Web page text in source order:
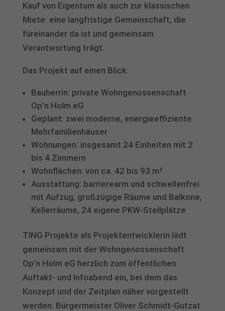
Kauf von Eigentum als auch zur klassischen
Miete: eine langfristige Gemeinschaft, die
füreinander da ist und gemeinsam
Verantwortung trägt.
Das Projekt auf einen Blick:
Bauherrin: private Wohngenossenschaft
Op’n Holm eG
Geplant: zwei moderne, energieeffiziente
Mehrfamilienhäuser
Wohnungen: insgesamt 24 Einheiten mit 2
bis 4 Zimmern
Wohnflächen: von ca. 42 bis 93 m²
Ausstattung: barrierearm und schwellenfrei
mit Aufzug, großzügige Räume und Balkone,
Kellerräume, 24 eigene PKW-Stellplätze
TING Projekte als Projektentwicklerin lädt
gemeinsam mit der Wohngenossenschaft
Op’n Holm eG herzlich zum öffentlichen
Auftakt- und Infoabend ein, bei dem das
Konzept und der Zeitplan näher vorgestellt
werden. Bürgermeister Oliver Schmidt-Gutzat
Wir verwenden Cookies und andere Technologien auf unserer
Website. Einige von ihnen sind essenziell, während andere uns
Personenbezogene Daten können verarbeitet werden (z. B. IP-
Adressen), z. B. für personalisierte Anzeigen und Inhalte oder
Verwendung Ihrer Daten finden Sie in unserer
Datenschutzerklärung
können Ihre Einwilligung zu ganzen Kategorien geben oder sich
weitere Informationen anzeigen lassen und so nur bestimmte
Cookies auswählen.
Alle akzeptieren
Nur essenzielle Cookies akzeptieren
Datenschutzeinstellungen
Technisch notwendig (1)
Cookies zur technischen Funktionsfähigkeit ermöglichen grundlegende
Auswertung (5)
Cookies zur Auswertung sind hilfreich, um die Eigenschaften und die
Benutzerfreundlichkeit dieser Website zu verbessern
Cookie-Informationen anzeigen